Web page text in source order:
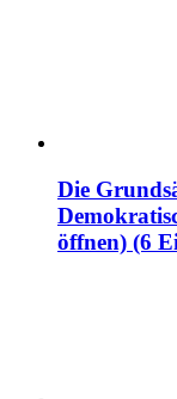
Die
öffnen) (6